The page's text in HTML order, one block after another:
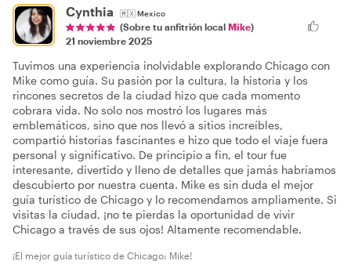
Cynthia 🇲🇽Mexico
(Sobre tu anfitrión local Mike)
21 noviembre 2025
Tuvimos una experiencia inolvidable explorando Chicago con
Mike como guía. Su pasión por la cultura, la historia y los
rincones secretos de la ciudad hizo que cada momento
cobrara vida. No solo nos mostró los lugares más
emblemáticos, sino que nos llevó a sitios increíbles,
compartió historias fascinantes e hizo que todo el viaje fuera
personal y significativo. De principio a fin, el tour fue
interesante, divertido y lleno de detalles que jamás habríamos
descubierto por nuestra cuenta. Mike es sin duda el mejor
guía turístico de Chicago y lo recomendamos ampliamente. Si
visitas la ciudad, ¡no te pierdas la oportunidad de vivir
Chicago a través de sus ojos! Altamente recomendable.
¡El mejor guía turístico de Chicago: Mike!